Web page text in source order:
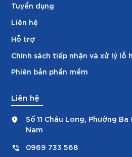
Tuyển dụng
Liên hệ
Hỗ trợ
Chính sách tiếp nhận và xử lý lỗ
Phiên bản phần mềm
Liên hệ
Số 11 Châu Long, Phường
Nam
0969 733 568